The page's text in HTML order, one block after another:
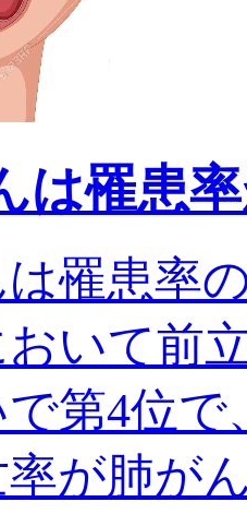
は罹患
罹患率
いて前
第4位で
が肺が